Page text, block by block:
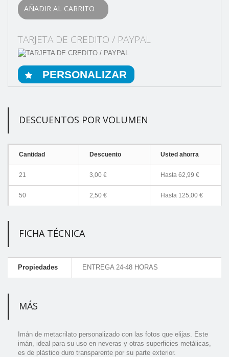
AÑADIR AL CARRITO
TARJETA DE CREDITO / PAYPAL
PERSONALIZAR
DESCUENTOS POR VOLUMEN
Cantidad Descuento Usted ahorra
21 3,00 € Hasta 62,99 €
50 2,50 € Hasta 125,00 €
FICHA TÉCNICA
Propiedades ENTREGA 24-48 HORAS
MÁS
Imán de metacrilato personalizado con las fotos que elijas. Este
imán, ideal para su uso en neveras y otras superficies metálicas,
es de plástico duro transparente por su parte exterior.